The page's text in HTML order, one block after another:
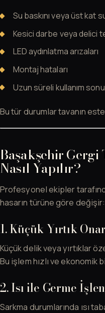
Su baskını veya üst kat su
Kesici darbe veya delici
LED aydınlatma arızaları
Montaj hataları
Uzun süreli kullanım
Bu tür durumlar tavanın
Başakşehir Gergi
Nasıl Yapılır?
Profesyonel ekipler
hasarın türüne göre değişir:
1. Küçük Yırtık
Küçük delik veya yırtıklar
Bu işlem hızlı ve ekonomik
2. Isı ile Germe
Sarkma durumlarında ısı